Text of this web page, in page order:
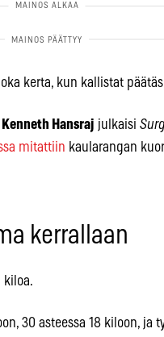
kerta, kun kallistat
Kenneth Hansraj julkaisi
mitattiin kaularangan
kerrallaan
kiloa.
30 asteessa 18 kiloon, ja